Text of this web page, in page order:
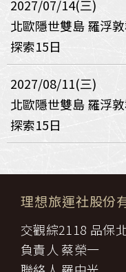
2027/07/14(三)
北歐隱世雙島 羅浮
探索15日
2027/08/11(三)
北歐隱世雙島 羅浮
探索15日
理想旅運社股份
交觀綜2118 品保
負責人 蔡榮一